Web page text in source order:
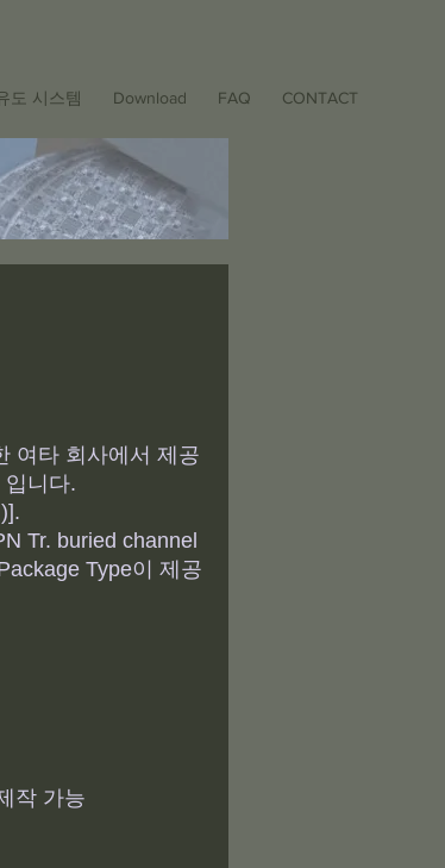
도 시스템 Download FAQ CONTACT
여타 회사에서 제공
니다.
Tr. buried channel
Type이 제공
작 가능